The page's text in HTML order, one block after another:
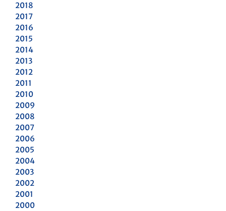
2018
2017
2016
2015
2014
2013
2012
2011
2010
2009
2008
2007
2006
2005
2004
2003
2002
2001
2000